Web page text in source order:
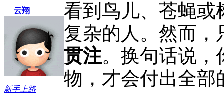
云翔
新手上路
看到鸟儿、苍蝇或
复杂的人。然而，
贯注。换句话说，
物，才会付出全部